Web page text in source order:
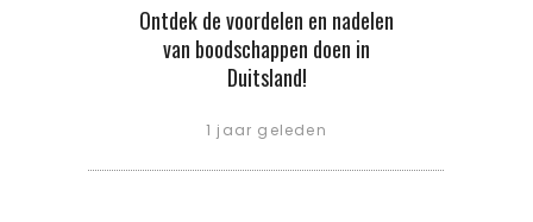
Ontdek de voordelen en nadelen
van boodschappen doen in
Duitsland!
1 jaar geleden